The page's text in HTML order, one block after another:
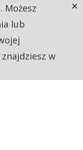
Możesz
lub
w
×